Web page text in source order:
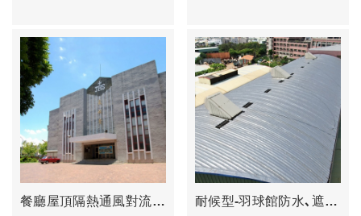
快，於夏季時熱源大量滲入
室內，為創降低空調損耗與
不受輻射熱之影響採用「熱
盾 節能毯」反射97%熱源。
運轉與能耗
餐廳屋頂隔熱通風對流 雲林正心中學 耐候型-羽球館防水､遮熱､防鏽､降噪音